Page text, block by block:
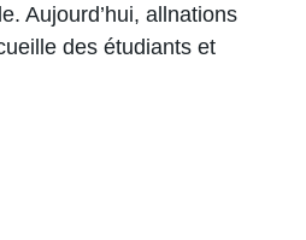
Aujourd’hui, allnations
des étudiants et